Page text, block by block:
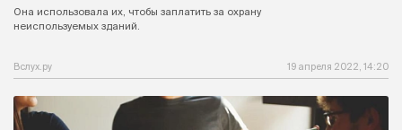
Она использовала их, чтобы заплатить за охрану
неиспользуемых зданий.
Вслух.ру 19 апреля 2022, 14:20